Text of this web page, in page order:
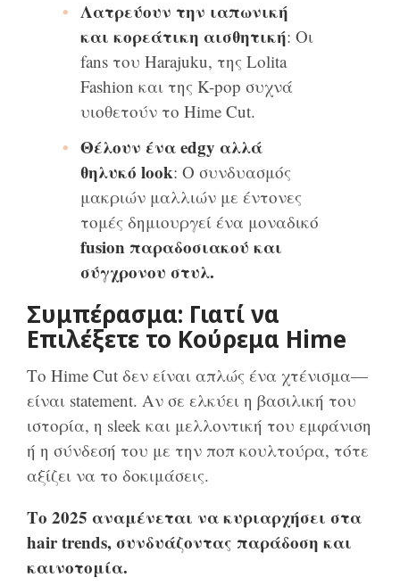
Λατρεύουν την ιαπωνική
και κορεάτικη αισθητική: Οι
fans του Harajuku, της Lolita
Fashion και της K-pop συχνά
υιοθετούν το Hime Cut.
Θέλουν ένα edgy αλλά
θηλυκό look: Ο συνδυασμός
μακριών μαλλιών με έντονες
τομές δημιουργεί ένα μοναδικό
fusion παραδοσιακού και
σύγχρονου στυλ.
Συμπέρασμα: Γιατί να
Επιλέξετε το Κούρεμα Hime
Το Hime Cut δεν είναι απλώς ένα χτένισμα—
είναι statement. Αν σε ελκύει η βασιλική του
ιστορία, η sleek και μελλοντική του εμφάνιση
ή η σύνδεσή του με την ποπ κουλτούρα, τότε
αξίζει να το δοκιμάσεις.
Το 2025 αναμένεται να κυριαρχήσει στα
hair trends, συνδυάζοντας παράδοση και
καινοτομία.